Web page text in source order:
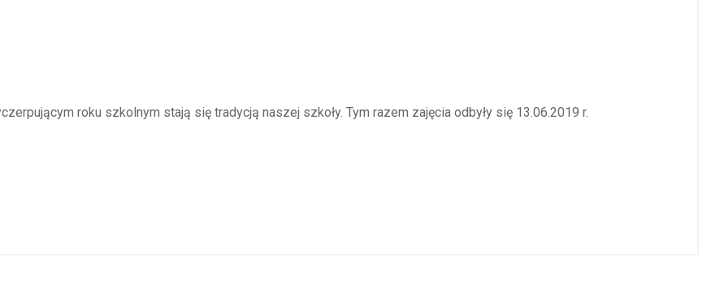
roku szkolnym stają się tradycją naszej szkoły. Tym razem zajęcia odbyły się 13.06.2019 r.